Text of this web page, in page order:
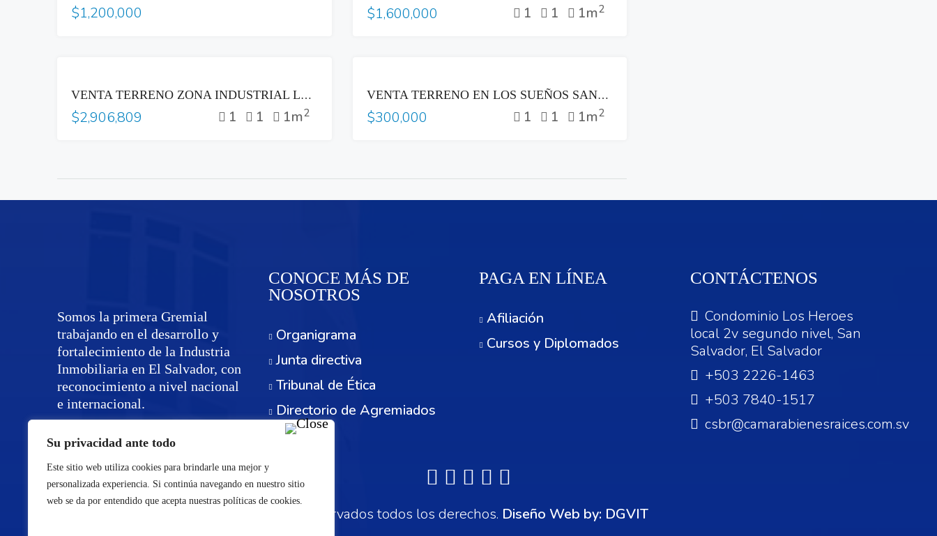
Su privacidad ante todo
Este sitio web utiliza cookies para brindarle una mejor y
personalizada experiencia. Si continúa navegando en nuestro sitio
web se da por entendido que acepta nuestras políticas de cookies.
$1,200,000 $1,600,000 1 1 1m2
VENTA TERRENO ZONA INDUSTRIAL LOURDES COLON
$2,906,809 1 1 1m2
VENTA TERRENO EN LOS SUEÑOS SANTA TECLA
$300,000 1 1 1m2
Somos la primera Gremial
trabajando en el desarrollo y
fortalecimiento de la Industria
Inmobiliaria en El Salvador, con
reconocimiento a nivel nacional
e internacional.
CONOCE MÁS DE
NOSOTROS
Organigrama
Junta directiva
Tribunal de Ética
Directorio de Agremiados
Servicios
PAGA EN LÍNEA
Afiliación
Cursos y Diplomados
CONTÁCTENOS
Condominio Los Heroes
local 2v segundo nivel, San
Salvador, El Salvador
+503 2226-1463
+503 7840-1517
csbr@camarabienesraices.com.sv
©Reservados todos los derechos. Diseño Web by: DGVIT